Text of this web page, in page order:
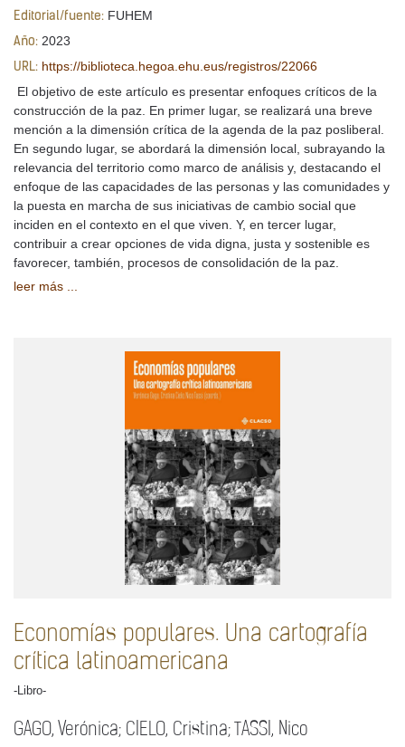
Editorial/fuente: FUHEM
Año: 2023
URL: https://biblioteca.hegoa.ehu.eus/registros/22066
El objetivo de este artículo es presentar enfoques críticos de la
construcción de la paz. En primer lugar, se realizará una breve
mención a la dimensión crítica de la agenda de la paz posliberal.
En segundo lugar, se abordará la dimensión local, subrayando la
relevancia del territorio como marco de análisis y, destacando el
enfoque de las capacidades de las personas y las comunidades y
la puesta en marcha de sus iniciativas de cambio social que
inciden en el contexto en el que viven. Y, en tercer lugar,
contribuir a crear opciones de vida digna, justa y sostenible es
favorecer, también, procesos de consolidación de la paz.
leer más ...
Economías populares. Una cartografía
crítica latinoamericana
-Libro-
GAGO, Verónica; CIELO, Cristina; TASSI, Nico